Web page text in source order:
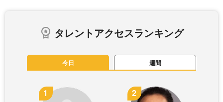
タレントアクセスランキング
今日 週間